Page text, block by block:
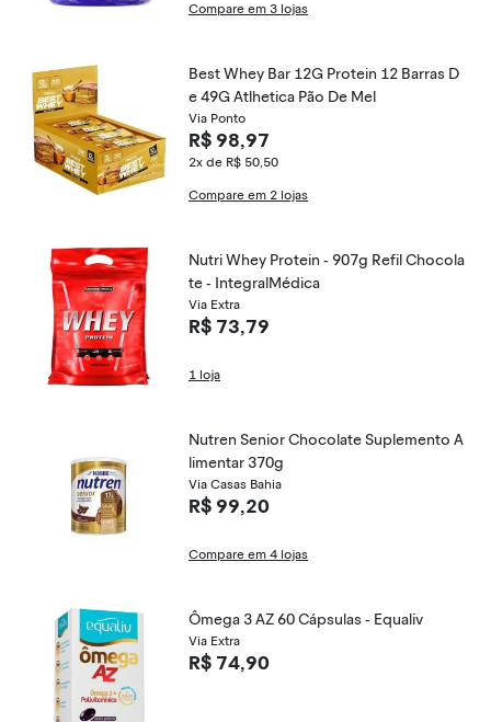
Compare em 3 lojas
Best Whey Bar 12G Protein 12 Barras D
e 49G Atlhetica Pão De Mel
Via Ponto
R$ 98,97
2x de R$ 50,50
Compare em 2 lojas
Nutri Whey Protein - 907g Refil Chocola
te - IntegralMédica
Via Extra
R$ 73,79
1 loja
Nutren Senior Chocolate Suplemento A
limentar 370g
Via Casas Bahia
R$ 99,20
Compare em 4 lojas
Ômega 3 AZ 60 Cápsulas - Equaliv
Via Extra
R$ 74,90